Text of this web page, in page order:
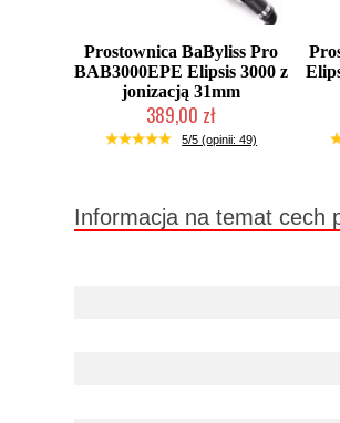
Prostownica BaByliss Pro
BAB3000EPE Elipsis 3000 z
jonizacją 31mm
389,00 zł
Duża ilość (wysyłka w 24h)
5/5 (opinii: 49)
Informacja na temat cech